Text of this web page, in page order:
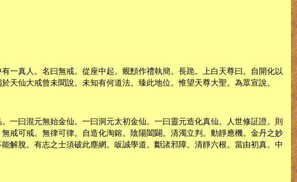
一真人。名曰無戒。從座中起。覜顖作禮執簡。長跪。上白天尊曰。自開化以
仙大戒曾未聞說。未知有何道法。臻此地位。惟望天尊大聖。為眾宣說。
一曰混元無始金仙。一曰洞元太初金仙。一曰靈元造化真仙。人世修証證。則
戒可戒。無律可律。自造化淘鎔。陰陽闔闢。清濁立判。動靜應機。金丹之妙
解脫。有志之士須破此塵網。皈誠學道。斷諸邪障。清靜六根。當由初真。中